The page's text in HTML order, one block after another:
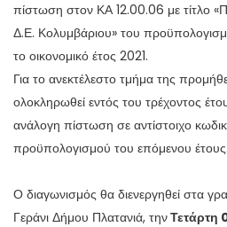
πίστωση στον ΚΑ 12.00.06 με τίτλο
Δ.Ε. Κολυμβάριου» του
το οικονομικό έτος 2021.
Για το ανεκτέλεστο τμήμα της
ολοκληρωθεί εντός του τρέχοντος
ανάλογη πίστωση σε αντίστοιχο
προϋπολογισμού του επόμενου έτους.
Ο διαγωνισμός θα διενεργηθεί στα
Γεράνι Δήμου Πλατανιά, τηνΤετάρτη